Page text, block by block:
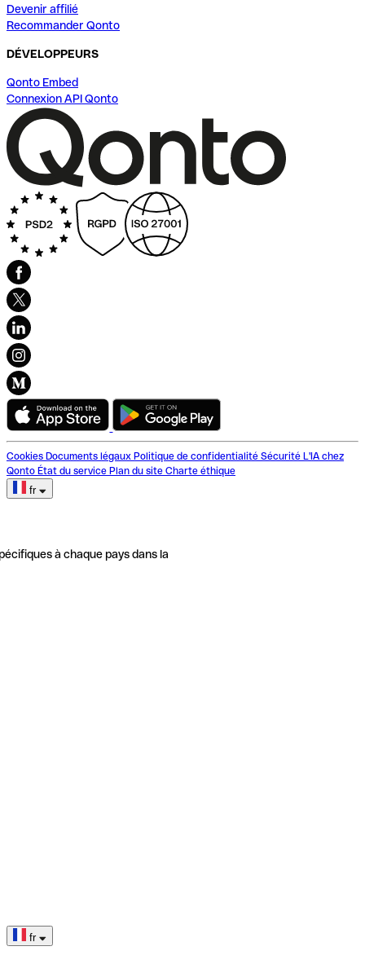
Devenir affilié
Recommander Qonto
DÉVELOPPEURS
Qonto Embed
Connexion API Qonto
Cookies Documents légaux Politique de confidentialité Sécurité L'IA chez
Qonto État du service Plan du site Charte éthique
fr
à chaque pays dans la
fr